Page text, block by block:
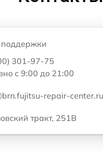
301-97-75
с 9:00 до 21:00
repair-center.ru
тракт, 251В